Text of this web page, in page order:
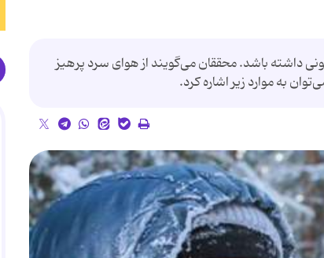
داشته باشد. محققان می‌گویند از هوای سرد پرهیز
به موارد زیر اشاره کرد.